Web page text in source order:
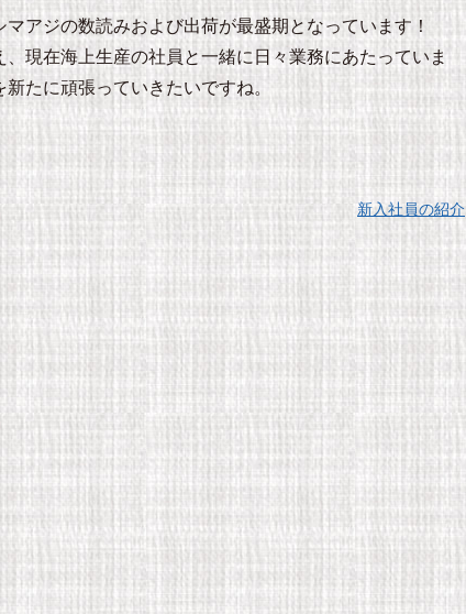
アジの数読みおよび出荷が最盛期となっています！
現在海上生産の社員と一緒に日々業務にあたっていま
たに頑張っていきたいですね。
新入社員の紹介